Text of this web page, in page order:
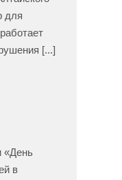
для
[...]
«День
в